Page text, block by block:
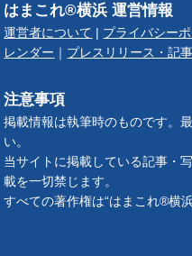
はまこれ®横浜 運営情報
運営者について | プライバシー
レンダー ｜ プレスリリース・記
注意事項
掲載情報は執筆時のものです。
い。
当サイトに掲載している記事・
載を一切禁じます。
すべての著作権は“はまこれ®横